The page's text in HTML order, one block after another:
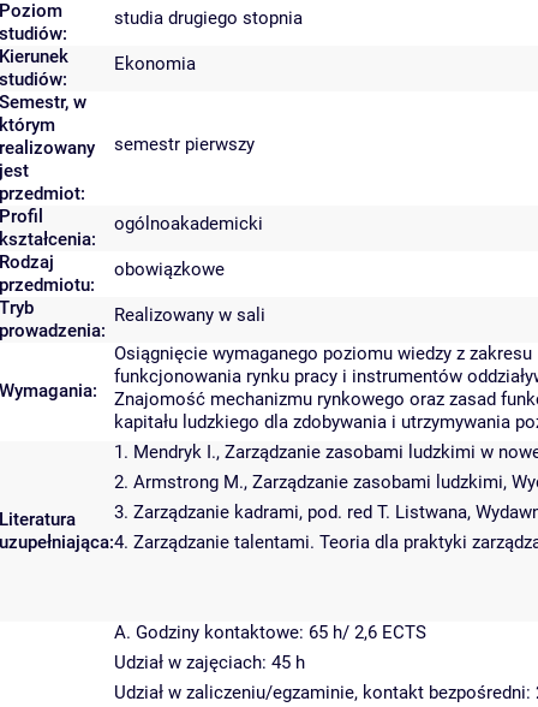
Poziom
studiów:
studia drugiego stopnia
Kierunek
studiów:
Ekonomia
Semestr, w
którym
realizowany
jest
przedmiot:
semestr pierwszy
Profil
kształcenia:
ogólnoakademicki
Rodzaj
przedmiotu:
obowiązkowe
Tryb
prowadzenia:
Realizowany w sali
Wymagania:
Osiągnięcie wymaganego poziomu wiedzy z
funkcjonowania rynku pracy i instrumentów
Znajomość mechanizmu rynkowego oraz zasad
kapitału ludzkiego dla zdobywania i utrzymywania
Literatura
uzupełniająca:
1. Mendryk I., Zarządzanie zasobami ludzkimi w
2. Armstrong M., Zarządzanie zasobami ludzkimi,
3. Zarządzanie kadrami, pod. red T. Listwana,
4. Zarządzanie talentami. Teoria dla praktyki
A. Godziny kontaktowe: 65 h/ 2,6 ECTS
Udział w zajęciach: 45 h
Udział w zaliczeniu/egzaminie, kontakt bezpośredni: